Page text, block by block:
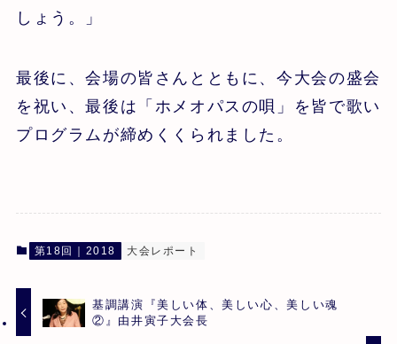
しょう。」
最後に、会場の皆さんとともに、今大会の盛会
を祝い、最後は「ホメオパスの唄」を皆で歌い
プログラムが締めくくられました。
第18回｜2018 大会レポート
基調講演『美しい体、美しい心、美しい魂
②』由井寅子大会長